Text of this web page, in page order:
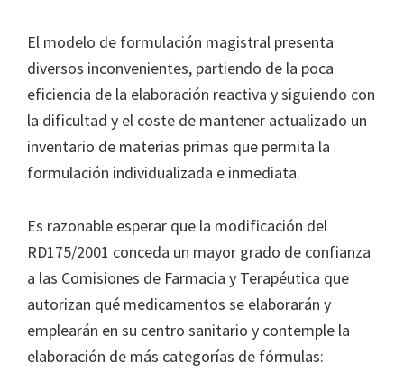
El modelo de formulación magistral presenta
diversos inconvenientes, partiendo de la poca
eficiencia de la elaboración reactiva y siguiendo con
la dificultad y el coste de mantener actualizado un
inventario de materias primas que permita la
formulación individualizada e inmediata.
Es razonable esperar que la modificación del
RD175/2001 conceda un mayor grado de confianza
a las Comisiones de Farmacia y Terapéutica que
autorizan qué medicamentos se elaborarán y
emplearán en su centro sanitario y contemple la
elaboración de más categorías de fórmulas: